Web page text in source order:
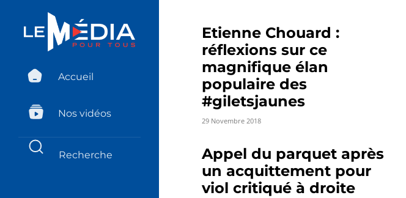
Accueil
Nos vidéos
Etienne Chouard :
réflexions sur ce
magnifique élan
populaire des
#giletsjaunes
29 Novembre 2018
Appel du parquet après
un acquittement pour
viol critiqué à droite